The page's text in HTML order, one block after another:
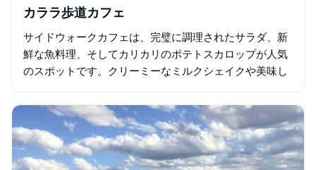
カララ歩道カフェ
サイドウォークカフェは、完璧に調理されたサラダ、新
鮮な魚料理、そしてカリカリのポテトスカロップが人気
のスポットです。クリーミーなミルクシェイクや美味し
出先でも気軽に立ち寄って…